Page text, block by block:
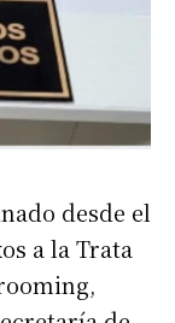
desde el
a la Trata